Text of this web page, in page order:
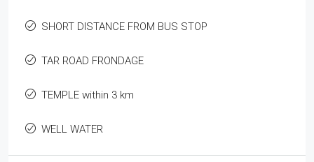
SHORT DISTANCE FROM BUS STOP
TAR ROAD FRONDAGE
TEMPLE within 3 km
WELL WATER